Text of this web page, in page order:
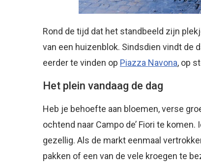
Rond de tijd dat het standbeeld zijn
van een huizenblok. Sindsdien vindt de
eerder te vinden op Piazza Navona, op
Het plein vandaag de dag
Heb je behoefte aan bloemen, verse
ochtend naar Campo de’ Fiori te
gezellig. Als de markt eenmaal
pakken of een van de vele kroegen te